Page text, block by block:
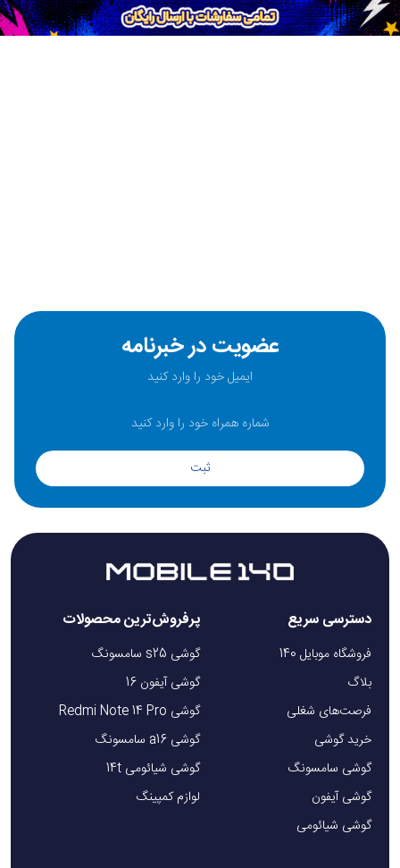
عضویت در خبرنامه
ثبت
دسترسی سریع
فروشگاه موبایل 140
بلاگ
فرصت‌های شغلی
خرید گوشی
گوشی سامسونگ
گوشی آیفون
گوشی شیائومی
پرفروش‌ترین محصولات
گوشی s25 سامسونگ
گوشی آیفون 16
گوشی Redmi Note 14 Pro
گوشی a16 سامسونگ
گوشی شیائومی 14t
لوازم کمپینگ